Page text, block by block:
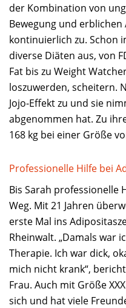
der Kombination von
Bewegung und
kontinuierlich zu. Schon
diverse Diäten aus, von
Fat bis zu Weight
loszuwerden, scheitern.
Jojo-Effekt zu und sie
abgenommen hat. Zu
168 kg bei einer Größe
Professionelle Hilfe bei
Bis Sarah professionelle
Weg. Mit 21 Jahren
erste Mal ins
Rheinwalt. „Damals war
Therapie. Ich war dick,
mich nicht krank“,
Frau. Auch mit Größe
sich und hat viele